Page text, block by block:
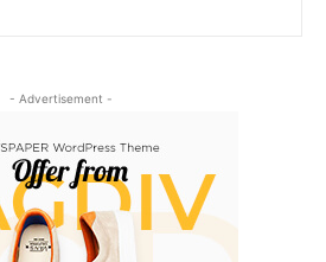
- Advertisement -